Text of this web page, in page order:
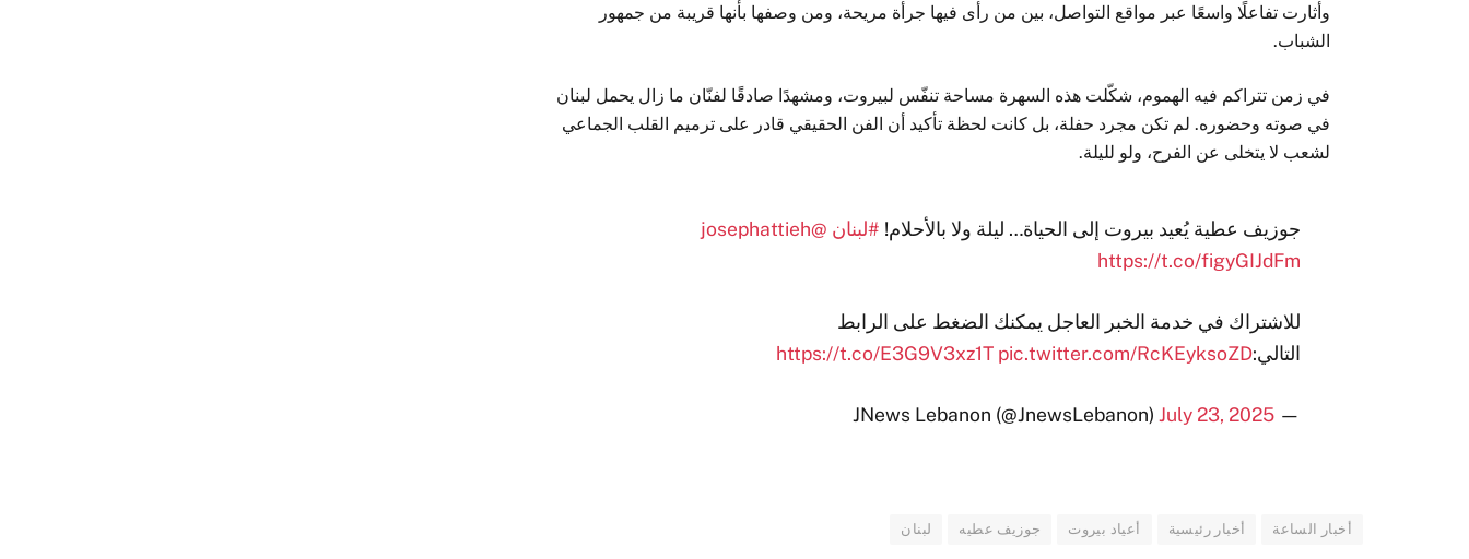
وأثارت تفاعلًا واسعًا عبر مواقع التواصل، بين من رأى فيها جرأة مريحة، ومن وصفها بأنها قريبة من جمهور
الشباب.
في زمن تتراكم فيه الهموم، شكّلت هذه السهرة مساحة تنفّس لبيروت، ومشهدًا صادقًا لفنّان ما زال يحمل لبنان
في صوته وحضوره. لم تكن مجرد حفلة، بل كانت لحظة تأكيد أن الفن الحقيقي قادر على ترميم القلب الجماعي
لشعب لا يتخلى عن الفرح، ولو لليلة.
جوزيف عطية يُعيد بيروت إلى الحياة… ليلة ولا بالأحلام! #لبنان @josephattieh
https://t.co/figyGIJdFm
للاشتراك في خدمة الخبر العاجل يمكنك الضغط على الرابط
التالي:
https://t.co/E3G9V3xz1T pic.twitter.com/RcKEyksoZD
— JNews Lebanon (@JnewsLebanon)
July 23, 2025
أخبار الساعة أخبار رئيسية أعياد بيروت جوزيف عطيه لبنان